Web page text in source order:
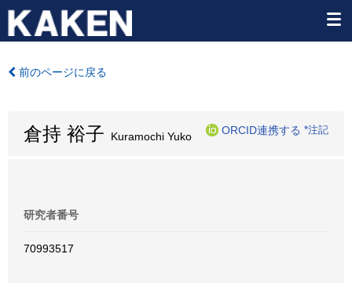
前のページに戻る
倉持 裕子 Kuramochi Yuko
ORCID連携する *注記
研究者番号
70993517